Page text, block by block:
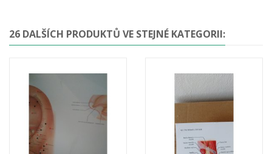
26 DALŠÍCH PRODUKTŮ VE STEJNÉ KATEGORII: